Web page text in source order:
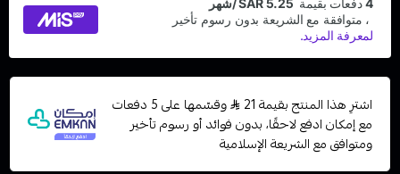
اشترِ هذا المنتج بقيمة 21
وقسّمها على 5 دفعات
مع إمكان ادفع لاحقًا، بدون فوائد أو رسوم تأخير
ومتوافق مع الشريعة الإسلامية